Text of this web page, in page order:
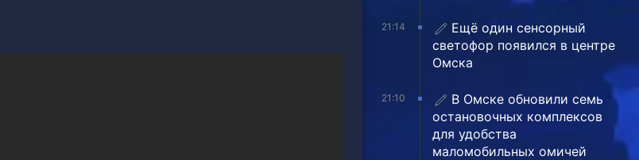
21:14
Ещё один сенсорный
светофор появился в центре
Омска
21:10
В Омске обновили семь
остановочных комплексов
для удобства
маломобильных омичей